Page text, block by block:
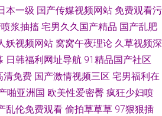
本一级 国产传媒视频网站 免费观看污
浆抽搐 宅男久久国产精品 国产乱肥
妖视频网站 窝窝午夜理论 久草视频深
日韩福利网址导航 91精品国产社区
清免费 国产激情视频三区 宅男福利在
啪亚洲国 欧美性爱密臀 疯狂少妇喷
乱伦免费观看 偷拍草草草 97狠狠插